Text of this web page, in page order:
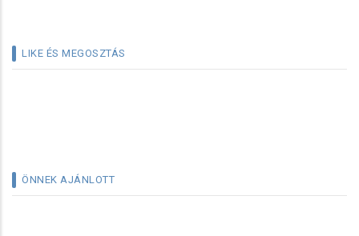
LIKE ÉS MEGOSZTÁS
ÖNNEK AJÁNLOTT